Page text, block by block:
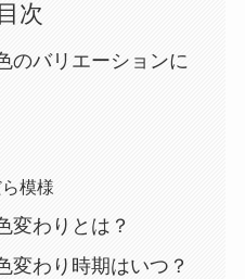
目次
のバリエーションに
模様
変わりとは？
変わり時期はいつ？